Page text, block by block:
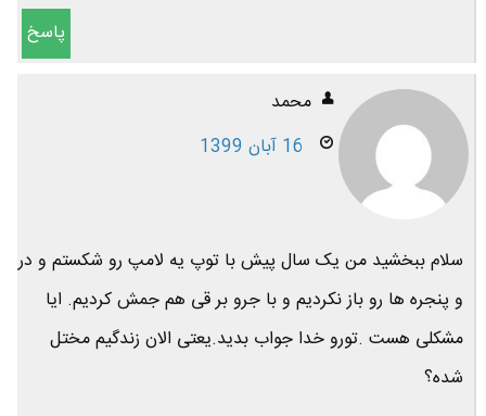
پاسخ
محمد
16 آبان 1399
سلام ببخشید من یک سال پیش با توپ یه لامپ رو شکستم و در
و پنجره ها رو باز نکردیم و با جرو بر قی هم جمش کردیم. ایا
مشکلی هست .تورو خدا جواب بدید.یعتی الان زندگیم مختل
شده؟